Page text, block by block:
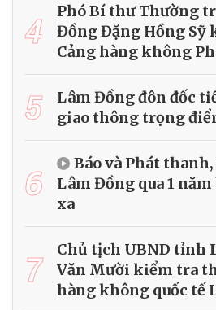
4
Phó Bí thư Thường
Đồng Đặng Hồng Sỹ
Cảng hàng không
5
Lâm Đồng đôn đốc
giao thông trọng
6
Báo và Phát
Lâm Đồng qua 1
xa
7
Chủ tịch UBND tỉnh
Văn Mười kiểm tra
hàng không quốc tế